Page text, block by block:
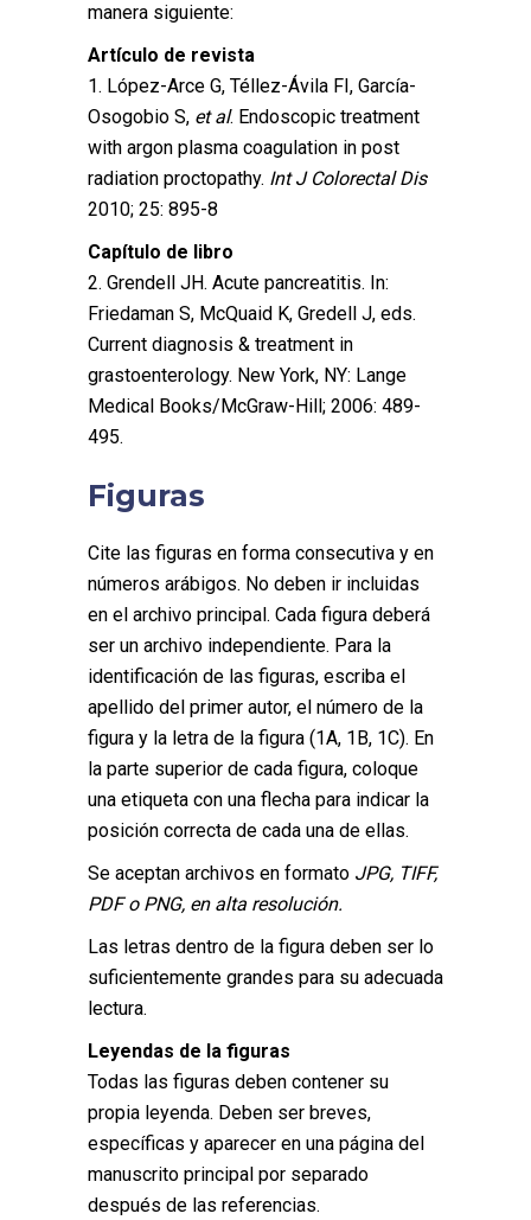
manera siguiente:
Artículo de revista
1. López-Arce G, Téllez-Ávila FI, García-
Osogobio S, et al. Endoscopic treatment
with argon plasma coagulation in post
radiation proctopathy. Int J Colorectal Dis
2010; 25: 895-8
Capítulo de libro
2. Grendell JH. Acute pancreatitis. In:
Friedaman S, McQuaid K, Gredell J, eds.
Current diagnosis & treatment in
grastoenterology. New York, NY: Lange
Medical Books/McGraw-Hill; 2006: 489-
495.
Figuras
Cite las figuras en forma consecutiva y en
números arábigos. No deben ir incluidas
en el archivo principal. Cada figura deberá
ser un archivo independiente. Para la
identificación de las figuras, escriba el
apellido del primer autor, el número de la
figura y la letra de la figura (1A, 1B, 1C). En
la parte superior de cada figura, coloque
una etiqueta con una flecha para indicar la
posición correcta de cada una de ellas.
Se aceptan archivos en formato JPG, TIFF,
PDF o PNG, en alta resolución.
Las letras dentro de la figura deben ser lo
suficientemente grandes para su adecuada
lectura.
Leyendas de la figuras
Todas las figuras deben contener su
propia leyenda. Deben ser breves,
específicas y aparecer en una página del
manuscrito principal por separado
después de las referencias.